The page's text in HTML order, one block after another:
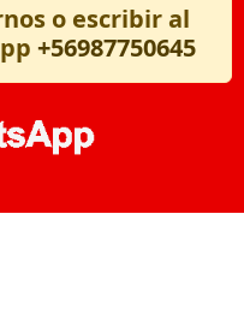
o escribir al
+56987750645